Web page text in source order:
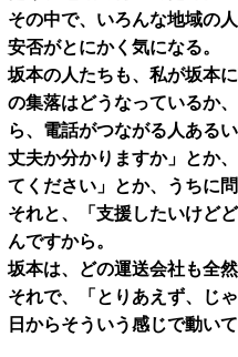
その中で、いろんな地域の
安否がとにかく気になる。
坂本の人たちも、私が坂本
の集落はどうなっているか
ら、電話がつながる人ある
丈夫か分かりますか」とか
てください」とか、うちに
それと、「支援したいけど
んですから。
坂本は、どの運送会社も全
それで、「とりあえず、じ
日からそういう感じで動いて